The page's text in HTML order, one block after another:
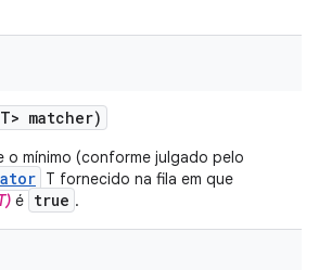
matcher)
o mínimo (conforme julgado pelo
T fornecido na fila em que
é true .